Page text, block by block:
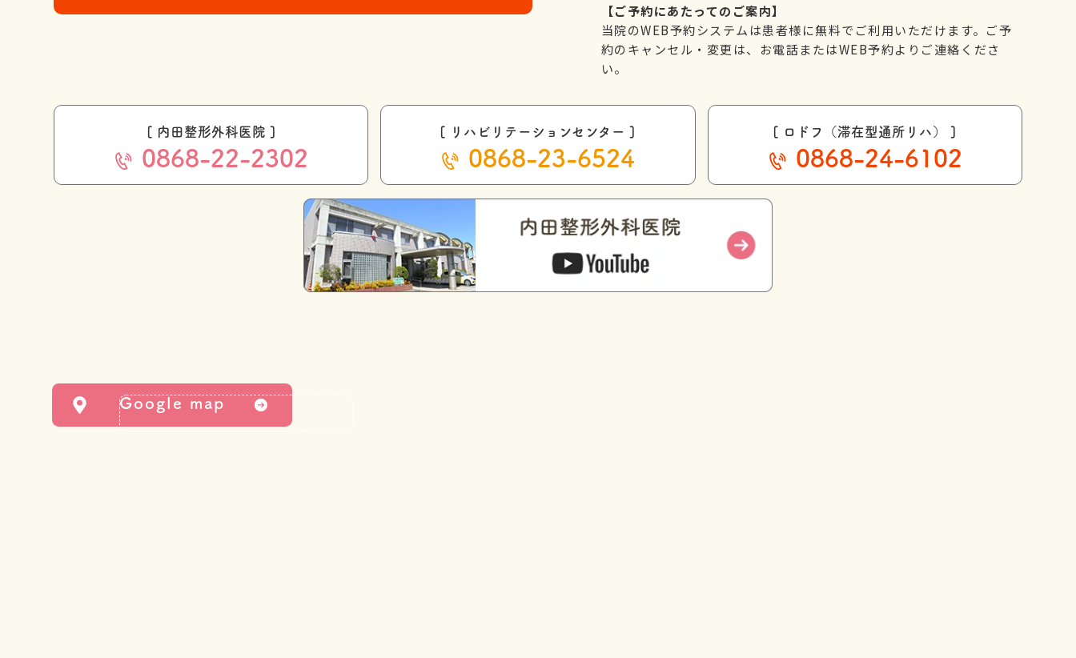
【ご予約にあたってのご案内】
当院のWEB予約システムは患者様に無料でご利用いただけます。ご予
約のキャンセル・変更は、お電話またはWEB予約よりご連絡くださ
い。
[ 内田整形外科医院 ]
0868-22-2302
[ リハビリテーションセンター ]
0868-23-6524
[ ロドフ（滞在型通所リハ） ]
0868-24-6102
Google map